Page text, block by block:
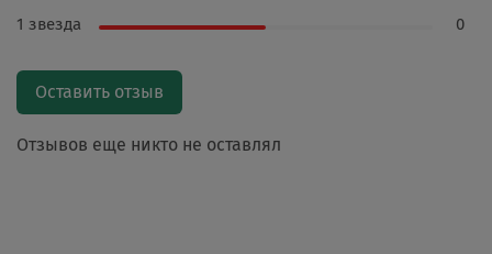
Отзывов еще никто не оставлял
1 звезда
0
Оставить отзыв